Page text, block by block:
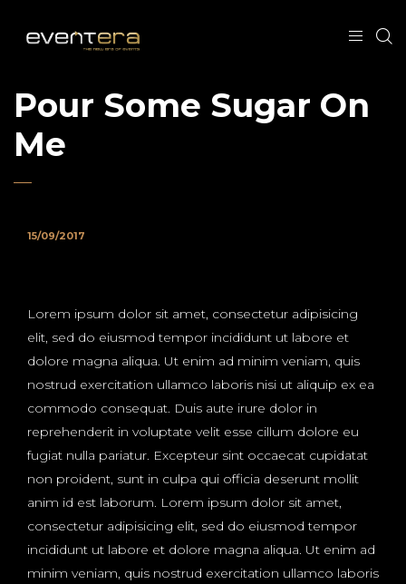
Pour Some Sugar On
Me
15/09/2017
Lorem ipsum dolor sit amet, consectetur adipisicing
elit, sed do eiusmod tempor incididunt ut labore et
dolore magna aliqua. Ut enim ad minim veniam, quis
nostrud exercitation ullamco laboris nisi ut aliquip ex ea
commodo consequat. Duis aute irure dolor in
reprehenderit in voluptate velit esse cillum dolore eu
fugiat nulla pariatur. Excepteur sint occaecat cupidatat
non proident, sunt in culpa qui officia deserunt mollit
anim id est laborum. Lorem ipsum dolor sit amet,
consectetur adipisicing elit, sed do eiusmod tempor
incididunt ut labore et dolore magna aliqua. Ut enim ad
minim veniam, quis nostrud exercitation ullamco laboris